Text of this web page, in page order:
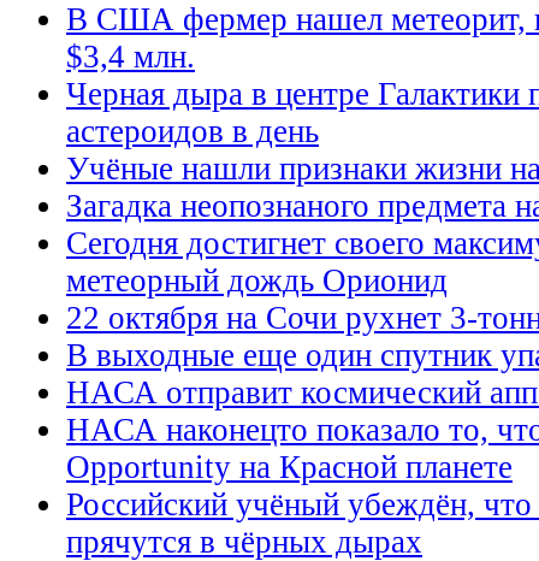
В США фермер нашел метеорит,
$3,4 млн.
Черная дыра в центре Галактики
астероидов в день
Учёные нашли признаки жизни
Загадка неопознаного предмета
Сегодня достигнет своего
метеорный дождь Орионид
22 октября на Сочи рухнет 3-
В выходные еще один спутник
НАСА отправит космический
НАСА наконецто показало то,
Opportunity на Красной планете
Российский учёный убеждён,
прячутся в чёрных дырах